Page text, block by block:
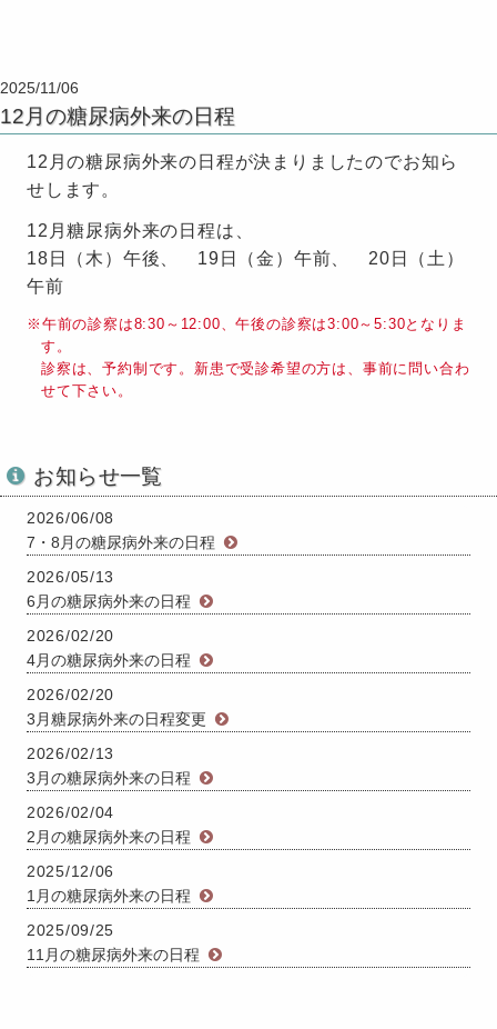
2025/11/06
12月の糖尿病外来の日程
12月の糖尿病外来の日程が決まりましたのでお知ら
せします。
12月糖尿病外来の日程は、
18日（木）午後、 19日（金）午前、 20日（土）
午前
午前の診察は8:30～12:00、午後の診察は3:00～5:30となりま
す。
診察は、予約制です。新患で受診希望の方は、事前に問い合わ
せて下さい。
お知らせ一覧
2026/06/08
7・8月の糖尿病外来の日程
2026/05/13
6月の糖尿病外来の日程
2026/02/20
4月の糖尿病外来の日程
2026/02/20
3月糖尿病外来の日程変更
2026/02/13
3月の糖尿病外来の日程
2026/02/04
2月の糖尿病外来の日程
2025/12/06
1月の糖尿病外来の日程
2025/09/25
11月の糖尿病外来の日程